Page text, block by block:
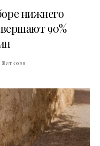
нижнего
90%